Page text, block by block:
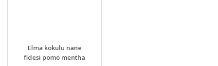
DETAYLAR
VER
Elma kokulu nane
fidesi pomo mentha